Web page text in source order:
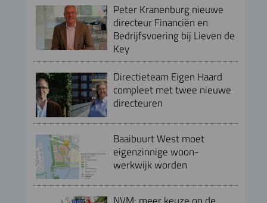
Peter Kranenburg nieuwe
directeur Financiën en
Bedrijfsvoering bij Lieven de
Key
Directieteam Eigen Haard
compleet met twee nieuwe
directeuren
Baaibuurt West moet
eigenzinnige woon-
werkwijk worden